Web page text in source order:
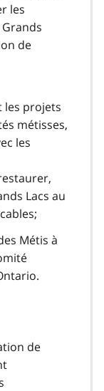
les
de
les projets
métisses,
les
Lacs au
Métis à
de